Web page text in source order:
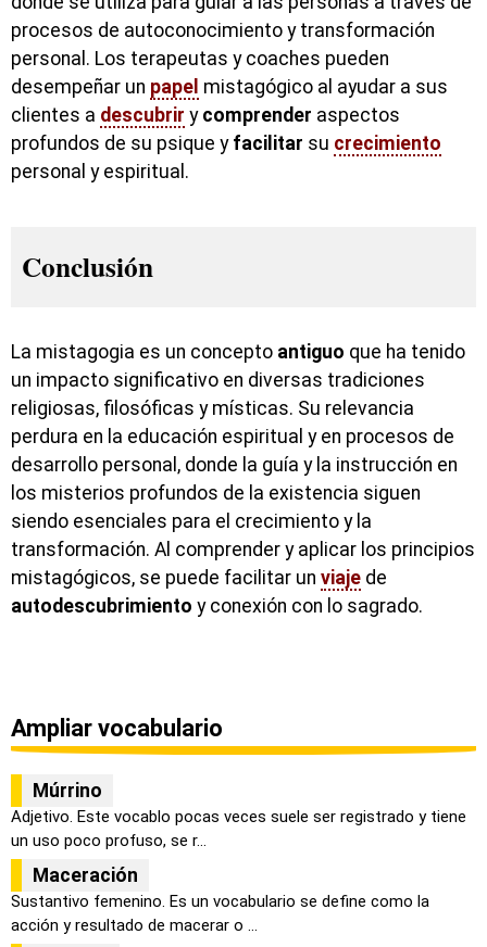
procesos de autoconocimiento y transformación
personal. Los terapeutas y coaches pueden
desempeñar un papel mistagógico al ayudar a sus
clientes a descubrir y comprender aspectos
profundos de su psique y facilitar su crecimiento
personal y espiritual.
Conclusión
La mistagogia es un concepto antiguo que ha tenido
un impacto significativo en diversas tradiciones
religiosas, filosóficas y místicas. Su relevancia
perdura en la educación espiritual y en procesos de
desarrollo personal, donde la guía y la instrucción en
los misterios profundos de la existencia siguen
siendo esenciales para el crecimiento y la
transformación. Al comprender y aplicar los principios
mistagógicos, se puede facilitar un viaje de
autodescubrimiento y conexión con lo sagrado.
Ampliar vocabulario
Múrrino
Adjetivo. Este vocablo pocas veces suele ser registrado y tiene
un uso poco profuso, se r...
Maceración
Sustantivo femenino. Es un vocabulario se define como la
acción y resultado de macerar o ...